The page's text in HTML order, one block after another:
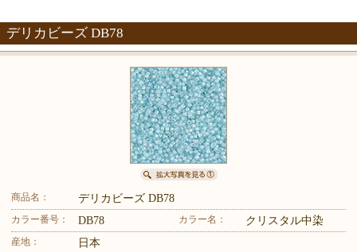
デリカビーズ DB78
商品名： デリカビーズ DB78
カラー番号： DB78 カラー名： クリスタル中染
産地： 日本